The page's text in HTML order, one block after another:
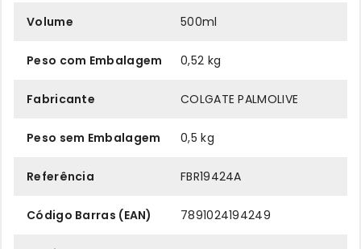
Volume 500ml
Peso com Embalagem 0,52 kg
Fabricante COLGATE PALMOLIVE
Peso sem Embalagem 0,5 kg
Referência FBR19424A
Código Barras (EAN) 7891024194249